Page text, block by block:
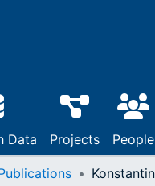
Data Projects People